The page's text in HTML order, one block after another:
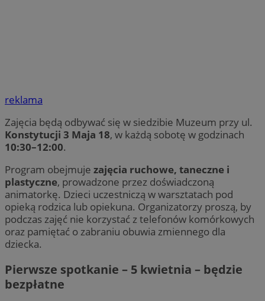
reklama
Zajęcia będą odbywać się w siedzibie Muzeum przy ul.
Konstytucji 3 Maja 18, w każdą sobotę w godzinach
10:30–12:00.
Program obejmuje zajęcia ruchowe, taneczne i
plastyczne, prowadzone przez doświadczoną
animatorkę. Dzieci uczestniczą w warsztatach pod
opieką rodzica lub opiekuna. Organizatorzy proszą, by
podczas zajęć nie korzystać z telefonów komórkowych
oraz pamiętać o zabraniu obuwia zmiennego dla
dziecka.
Pierwsze spotkanie – 5 kwietnia – będzie
bezpłatne